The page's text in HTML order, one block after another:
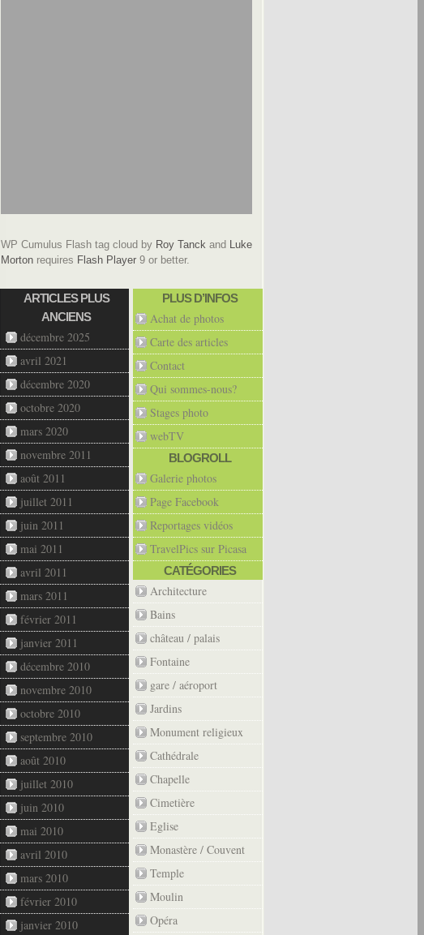
WP Cumulus Flash tag cloud by Roy Tanck and Luke
Morton requires Flash Player 9 or better.
ARTICLES PLUS
ANCIENS
décembre 2025
avril 2021
décembre 2020
octobre 2020
mars 2020
novembre 2011
août 2011
juillet 2011
juin 2011
mai 2011
avril 2011
mars 2011
février 2011
janvier 2011
décembre 2010
novembre 2010
octobre 2010
septembre 2010
août 2010
juillet 2010
juin 2010
mai 2010
avril 2010
mars 2010
février 2010
janvier 2010
PLUS D’INFOS
Achat de photos
Carte des articles
Contact
Qui sommes-nous?
Stages photo
webTV
BLOGROLL
Galerie photos
Page Facebook
Reportages vidéos
TravelPics sur Picasa
CATÉGORIES
Architecture
Bains
château / palais
Fontaine
gare / aéroport
Jardins
Monument religieux
Cathédrale
Chapelle
Cimetière
Eglise
Monastère / Couvent
Temple
Moulin
Opéra